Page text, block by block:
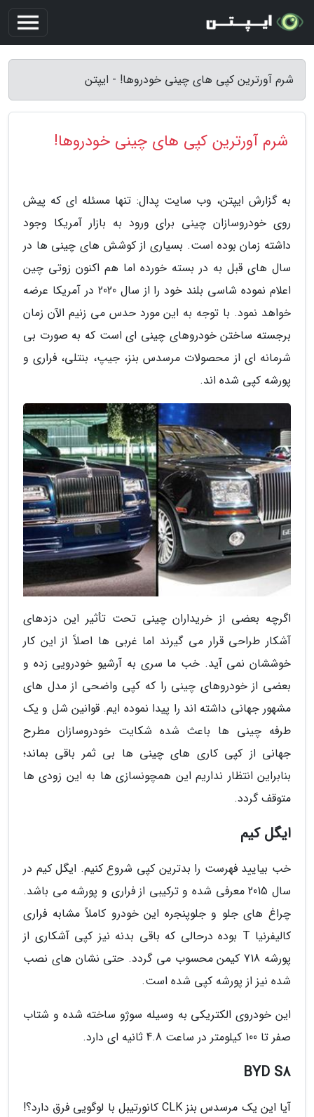
شرم آورترین کپی های چینی خودروها! - ایپتن
شرم آورترین کپی های چینی خودروها!
به گزارش ایپتن، وب سایت پدال: تنها مسئله ای که پیش
روی خودروسازان چینی برای ورود به بازار آمریکا وجود
داشته زمان بوده است. بسیاری از کوشش های چینی ها در
سال های قبل به در بسته خورده اما هم اکنون زوتی چین
اعلام نموده شاسی بلند خود را از سال 2020 در آمریکا عرضه
خواهد نمود. با توجه به این مورد حدس می زنیم الآن زمان
برجسته ساختن خودروهای چینی ای است که به صورت بی
شرمانه ای از محصولات مرسدس بنز، جیپ، بنتلی، فراری و
پورشه کپی شده اند.
اگرچه بعضی از خریداران چینی تحت تأثیر این دزدهای
آشکار طراحی قرار می گیرند اما غربی ها اصلاً از این کار
خوششان نمی آید. خب ما سری به آرشیو خودرویی زده و
بعضی از خودروهای چینی را که کپی واضحی از مدل های
مشهور جهانی داشته اند را پیدا نموده ایم. قوانین شل و یک
طرفه چینی ها باعث شده شکایت خودروسازان مطرح
جهانی از کپی کاری های چینی ها بی ثمر باقی بماند؛
بنابراین انتظار نداریم این همچونسازی ها به این زودی ها
متوقف گردد.
ایگل کیم
خب بیایید فهرست را بدترین کپی شروع کنیم. ایگل کیم در
سال 2015 معرفی شده و ترکیبی از فراری و پورشه می باشد.
چراغ های جلو و جلوپنجره این خودرو کاملاً مشابه فراری
کالیفرنیا T بوده درحالی که باقی بدنه نیز کپی آشکاری از
پورشه 718 کیمن محسوب می گردد. حتی نشان های نصب
شده نیز از پورشه کپی شده است.
این خودروی الکتریکی به وسیله سوژو ساخته شده و شتاب
صفر تا 100 کیلومتر در ساعت 4.8 ثانیه ای دارد.
BYD S8
آیا این یک مرسدس بنز CLK کانورتیبل با لوگویی فرق دارد؟!